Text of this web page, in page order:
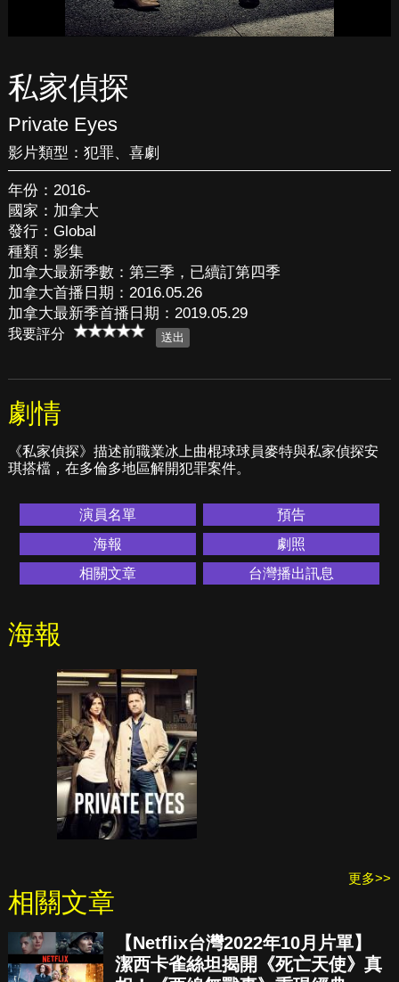
私家偵探
Private Eyes
影片類型： 犯罪、 喜劇
年份：2016-
國家：加拿大
發行：Global
種類：影集
加拿大最新季數：第三季，已續訂第四季
加拿大首播日期：2016.05.26
加拿大最新季首播日期：2019.05.29
我要評分
劇情
《私家偵探》描述前職業冰上曲棍球球員麥特與私家偵探安
琪搭檔，在多倫多地區解開犯罪案件。
演員名單
預告
海報
劇照
相關文章
台灣播出訊息
海報
更多>>
相關文章
【Netflix台灣2022年10月片單】
潔西卡雀絲坦揭開《死亡天使》真